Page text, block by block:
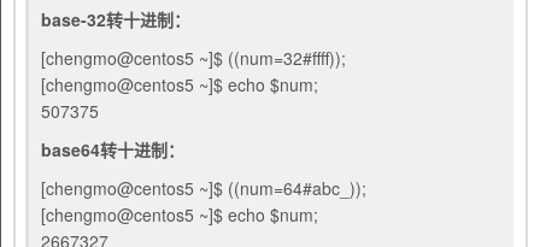
base-32转十进制：
[chengmo@centos5 ~]$ ((num=32#ffff));
[chengmo@centos5 ~]$ echo $num;
507375
base64转十进制：
[chengmo@centos5 ~]$ ((num=64#abc_));
[chengmo@centos5 ~]$ echo $num;
2667327